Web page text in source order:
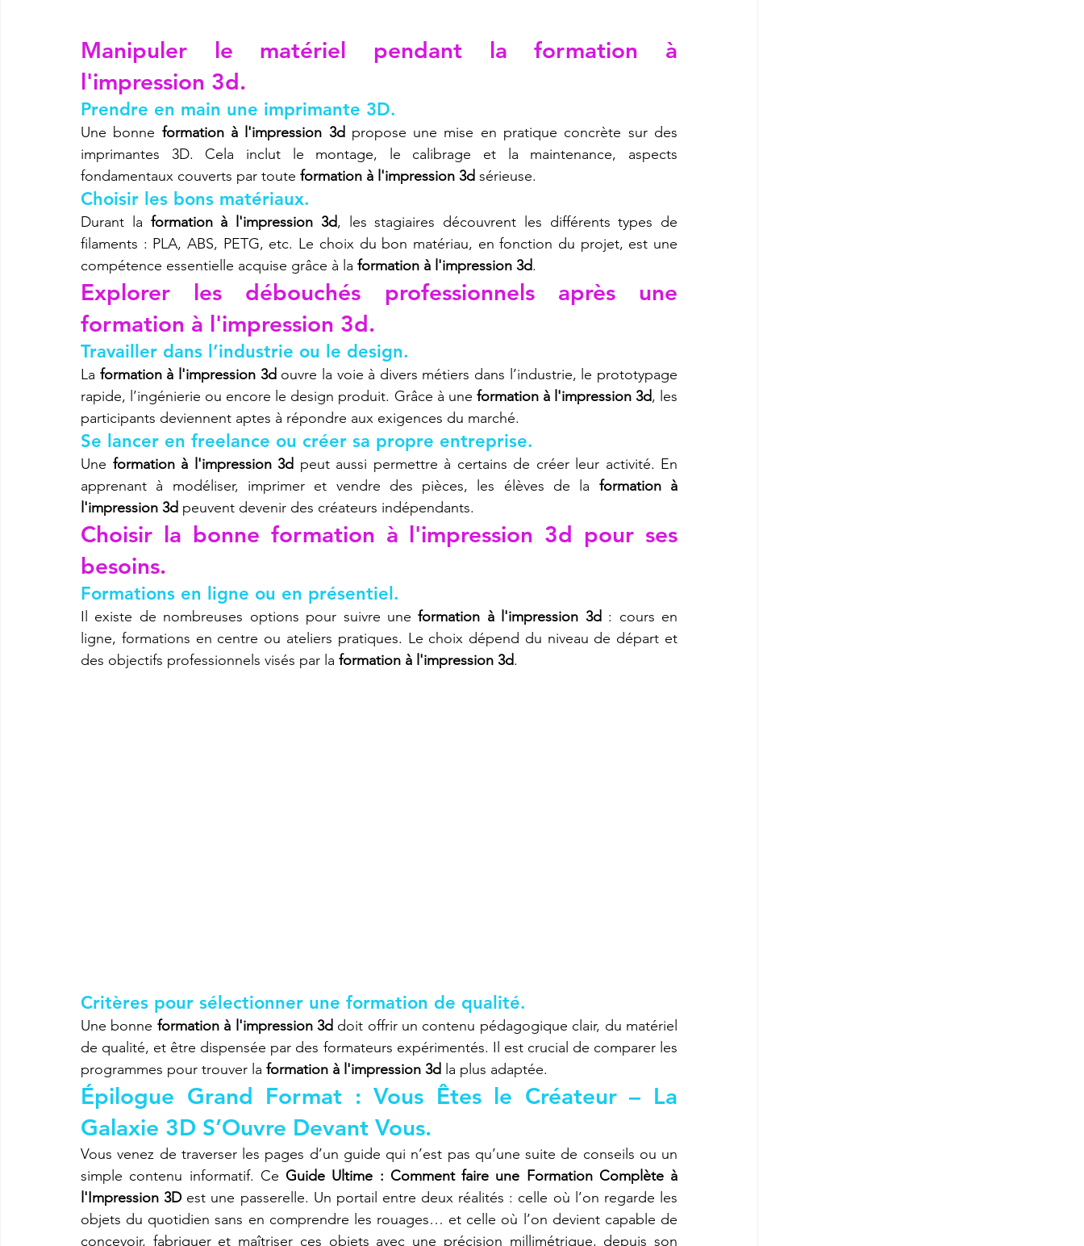
Manipuler le matériel pendant la formation à
l'impression 3d.
Prendre en main une imprimante 3D.
Une bonne formation à l'impression 3d propose une mise en pratique concrète sur des
imprimantes 3D. Cela inclut le montage, le calibrage et la maintenance, aspects
fondamentaux couverts par toute formation à l'impression 3d sérieuse.
Choisir les bons matériaux.
Durant la formation à l'impression 3d, les stagiaires découvrent les différents types de
filaments : PLA, ABS, PETG, etc. Le choix du bon matériau, en fonction du projet, est une
compétence essentielle acquise grâce à la formation à l'impression 3d.
Explorer les débouchés professionnels après une
formation à l'impression 3d.
Travailler dans l’industrie ou le design.
La formation à l'impression 3d ouvre la voie à divers métiers dans l’industrie, le prototypage
rapide, l’ingénierie ou encore le design produit. Grâce à une formation à l'impression 3d, les
participants deviennent aptes à répondre aux exigences du marché.
Se lancer en freelance ou créer sa propre entreprise.
Une formation à l'impression 3d peut aussi permettre à certains de créer leur activité. En
apprenant à modéliser, imprimer et vendre des pièces, les élèves de la formation à
l'impression 3d peuvent devenir des créateurs indépendants.
Choisir la bonne formation à l'impression 3d pour ses
besoins.
Formations en ligne ou en présentiel.
Il existe de nombreuses options pour suivre une formation à l'impression 3d : cours en
ligne, formations en centre ou ateliers pratiques. Le choix dépend du niveau de départ et
des objectifs professionnels visés par la formation à l'impression 3d.
Critères pour sélectionner une formation de qualité.
Une bonne formation à l'impression 3d doit offrir un contenu pédagogique clair, du matériel
de qualité, et être dispensée par des formateurs expérimentés. Il est crucial de comparer les
programmes pour trouver la formation à l'impression 3d la plus adaptée.
Épilogue Grand Format : Vous Êtes le Créateur – La
Galaxie 3D S’Ouvre Devant Vous.
Vous venez de traverser les pages d’un guide qui n’est pas qu’une suite de conseils ou un
simple contenu informatif. Ce Guide Ultime : Comment faire une Formation Complète à
l'Impression 3D est une passerelle. Un portail entre deux réalités : celle où l’on regarde les
objets du quotidien sans en comprendre les rouages… et celle où l’on devient capable de
concevoir, fabriquer et maîtriser ces objets avec une précision millimétrique, depuis son